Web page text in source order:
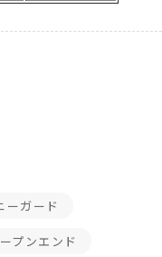
ーガード
プンエンド